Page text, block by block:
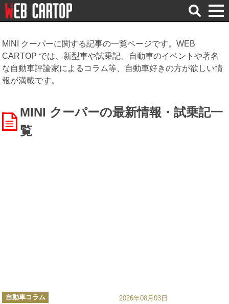
検
索
MINI クーパーに関する記事の一覧ページです。WEB
CARTOP では、新型車や試乗記、自動車のイベントや著名
な自動車評論家によるコラム等、自動車好きの方が欲しい情
報が満載です。
MINI クーパーの最新情報・試乗記一
覧
カ
テ
自動車コラム 2026年08月03日